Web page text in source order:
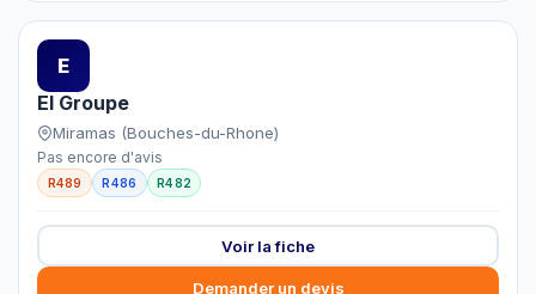
E
EI Groupe
Miramas (Bouches-du-Rhone)
Pas encore d'avis
R489 R486 R482
Voir la fiche
Demander un devis